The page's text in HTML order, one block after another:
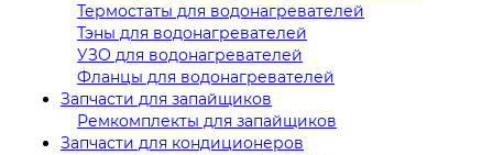
Термостаты для водонагревателей
Тэны для водонагревателей
УЗО для водонагревателей
Фланцы для водонагревателей
Запчасти для запайщиков
Ремкомплекты для запайщиков
Запчасти для кондиционеров